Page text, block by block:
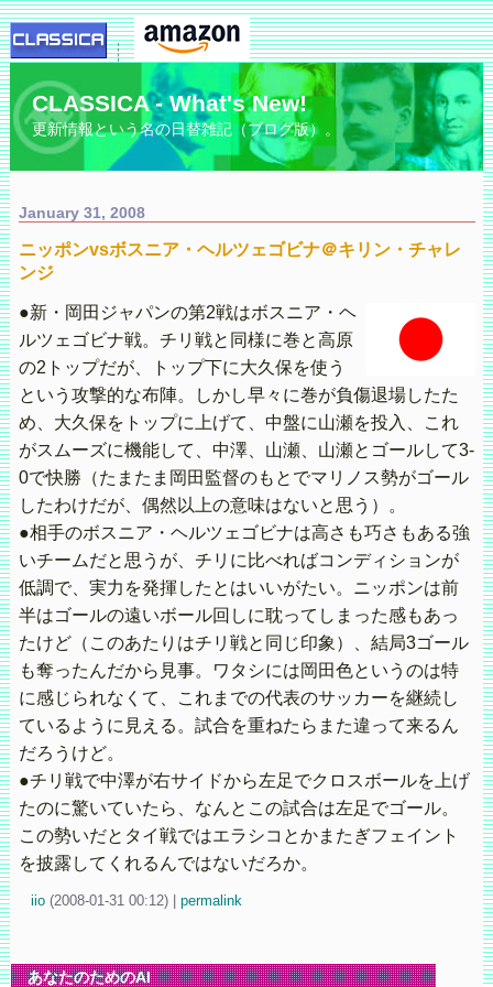
CLASSICA - What's New!
更新情報という名の日替雑記（ブログ版）。
January 31, 2008
ニッポンvsボスニア・ヘルツェゴビナ＠キリン・チャレ
ンジ
●新・岡田ジャパンの第2戦はボスニア・ヘ
ルツェゴビナ戦。チリ戦と同様に巻と高原
の2トップだが、トップ下に大久保を使う
という攻撃的な布陣。しかし早々に巻が負傷退場したた
め、大久保をトップに上げて、中盤に山瀬を投入、これ
がスムーズに機能して、中澤、山瀬、山瀬とゴールして3-
0で快勝（たまたま岡田監督のもとでマリノス勢がゴール
したわけだが、偶然以上の意味はないと思う）。
●相手のボスニア・ヘルツェゴビナは高さも巧さもある強
いチームだと思うが、チリに比べればコンディションが
低調で、実力を発揮したとはいいがたい。ニッポンは前
半はゴールの遠いボール回しに耽ってしまった感もあっ
たけど（このあたりはチリ戦と同じ印象）、結局3ゴール
も奪ったんだから見事。ワタシには岡田色というのは特
に感じられなくて、これまでの代表のサッカーを継続し
ているように見える。試合を重ねたらまた違って来るん
だろうけど。
●チリ戦で中澤が右サイドから左足でクロスボールを上げ
たのに驚いていたら、なんとこの試合は左足でゴール。
この勢いだとタイ戦ではエラシコとかまたぎフェイント
を披露してくれるんではないだろか。
iio (2008-01-31 00:12) permalink
あなたのためのAI